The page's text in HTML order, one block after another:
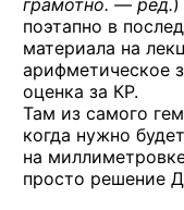
грамотно. — ред.)
поэтапно в
материала на
арифметическое
оценка за КР.
Там из самого
когда нужно
на
просто решение